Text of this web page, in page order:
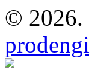
© 2026.